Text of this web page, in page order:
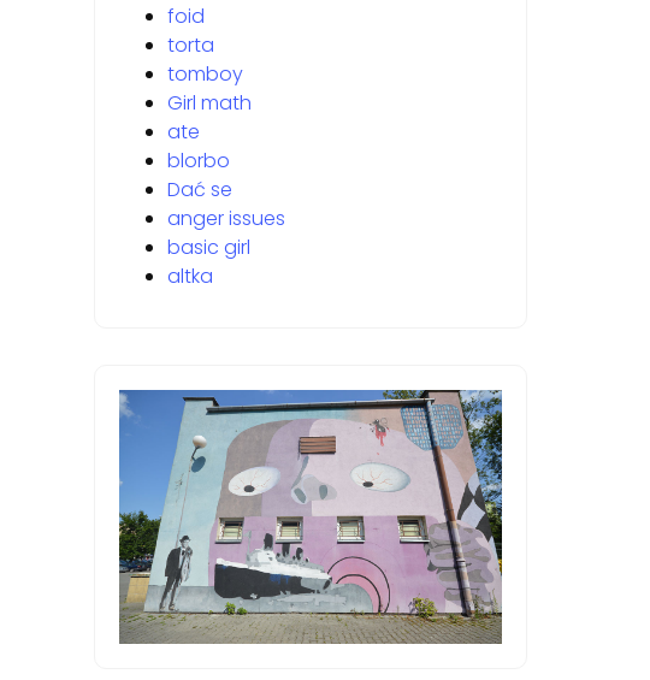
foid
torta
tomboy
Girl math
ate
blorbo
Dać se
anger issues
basic girl
altka